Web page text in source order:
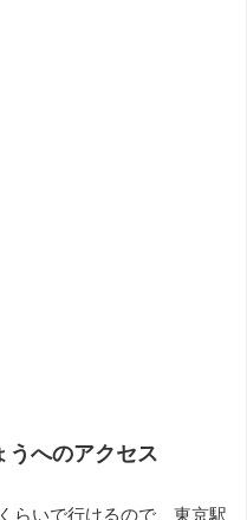
うへのアクセス
らいで行けるので、東京駅